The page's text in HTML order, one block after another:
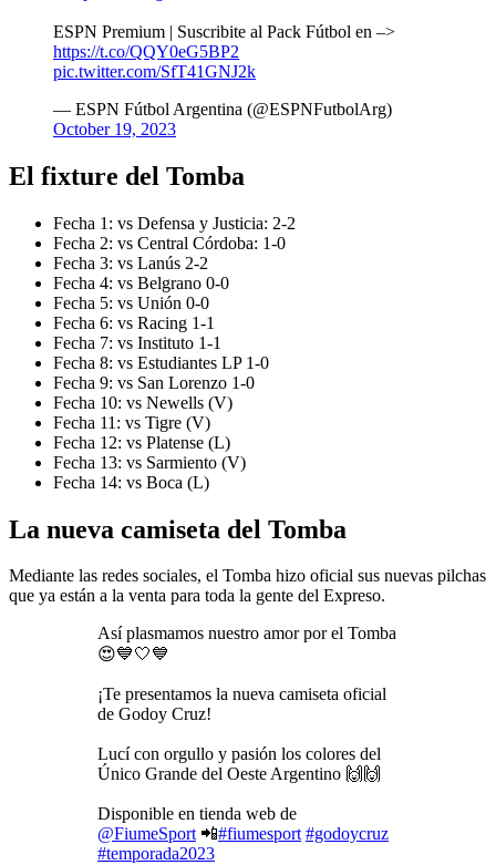
ESPN Premium | Suscribite al Pack Fútbol en –>
https://t.co/QQY0eG5BP2
pic.twitter.com/SfT41GNJ2k
— ESPN Fútbol Argentina (@ESPNFutbolArg)
October 19, 2023
El fixture del Tomba
Fecha 1: vs Defensa y Justicia: 2-2
Fecha 2: vs Central Córdoba: 1-0
Fecha 3: vs Lanús 2-2
Fecha 4: vs Belgrano 0-0
Fecha 5: vs Unión 0-0
Fecha 6: vs Racing 1-1
Fecha 7: vs Instituto 1-1
Fecha 8: vs Estudiantes LP 1-0
Fecha 9: vs San Lorenzo 1-0
Fecha 10: vs Newells (V)
Fecha 11: vs Tigre (V)
Fecha 12: vs Platense (L)
Fecha 13: vs Sarmiento (V)
Fecha 14: vs Boca (L)
La nueva camiseta del Tomba
Mediante las redes sociales, el Tomba hizo oficial sus nuevas pilchas
que ya están a la venta para toda la gente del Expreso.
Así plasmamos nuestro amor por el Tomba
😍💙🤍💙
¡Te presentamos la nueva camiseta oficial
de Godoy Cruz!
Lucí con orgullo y pasión los colores del
Único Grande del Oeste Argentino 🙌🙌
Disponible en tienda web de
@FiumeSport📲#fiumesport #godoycruz
#temporada2023